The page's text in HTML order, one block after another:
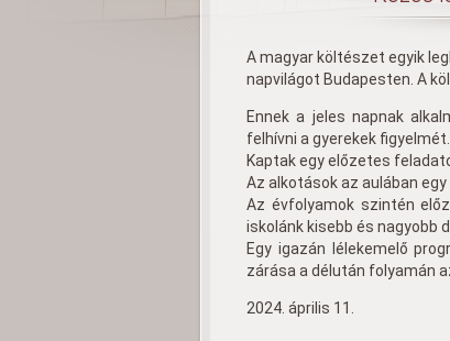
A magyar költészet egyik
napvilágot Budapesten. A
Ennek a jeles napnak
felhívni a gyerekek figyelmét.
Kaptak egy előzetes
Az alkotások az aulában
Az évfolyamok szintén
iskolánk kisebb és nagyobb
Egy igazán lélekemelő
zárása a délután folyamán
2024. április 11.